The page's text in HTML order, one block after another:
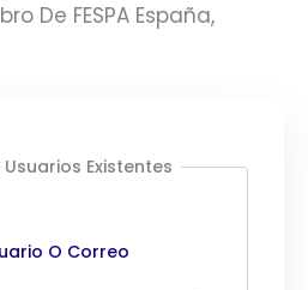
De FESPA España,
Existentes
O Correo